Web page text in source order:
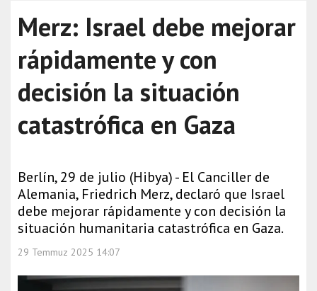
Merz: Israel debe mejorar
rápidamente y con
decisión la situación
catastrófica en Gaza
Berlín, 29 de julio (Hibya) - El Canciller de
Alemania, Friedrich Merz, declaró que Israel
debe mejorar rápidamente y con decisión la
situación humanitaria catastrófica en Gaza.
29 Temmuz 2025 14:07